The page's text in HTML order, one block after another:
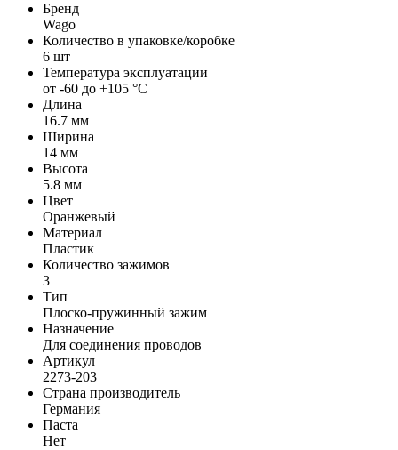
Бренд
Wago
Количество в упаковке/коробке
6 шт
Температура эксплуатации
от -60 до +105 °C
Длина
16.7 мм
Ширина
14 мм
Высота
5.8 мм
Цвет
Оранжевый
Материал
Пластик
Количество зажимов
3
Тип
Плоско-пружинный зажим
Назначение
Для соединения проводов
Артикул
2273-203
Страна производитель
Германия
Паста
Нет